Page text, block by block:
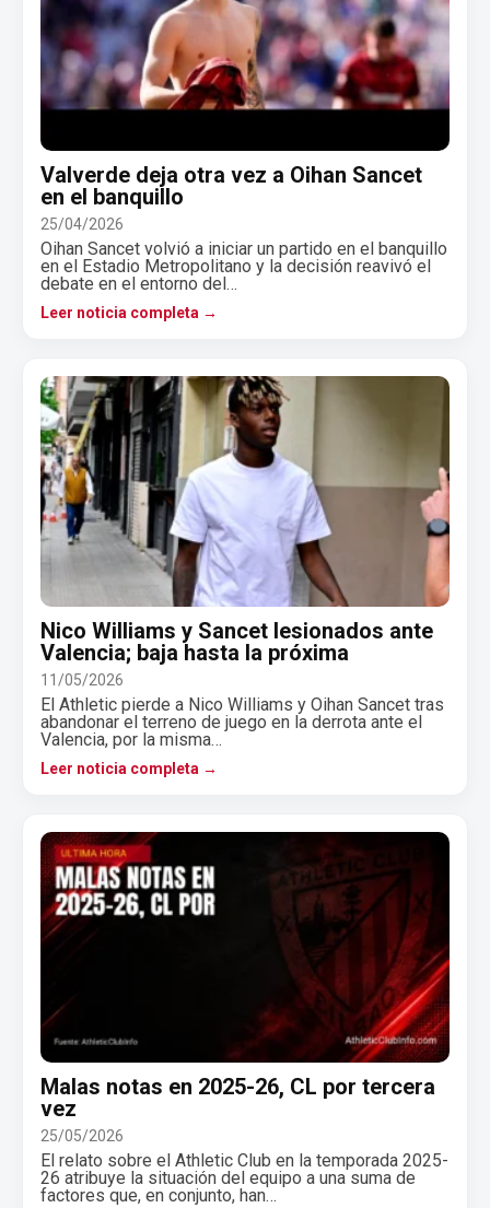
Valverde deja otra vez a Oihan Sancet
en el banquillo
25/04/2026
Oihan Sancet volvió a iniciar un partido en el banquillo
en el Estadio Metropolitano y la decisión reavivó el
debate en el entorno del…
Leer noticia completa →
Nico Williams y Sancet lesionados ante
Valencia; baja hasta la próxima
11/05/2026
El Athletic pierde a Nico Williams y Oihan Sancet tras
abandonar el terreno de juego en la derrota ante el
Valencia, por la misma…
Leer noticia completa →
Malas notas en 2025-26, CL por tercera
vez
25/05/2026
El relato sobre el Athletic Club en la temporada 2025-
26 atribuye la situación del equipo a una suma de
factores que, en conjunto, han…